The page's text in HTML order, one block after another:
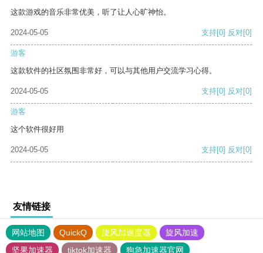
这款游戏的音乐非常优美，听了让人心旷神怡。
2024-05-05 支持[0] 反对[0]
游客
这款软件的社区氛围非常好，可以与其他用户交流学习心得。
2024-05-05 支持[0] 反对[0]
游客
这个软件很好用
2024-05-05 支持[0] 反对[0]
友情链接
网站地图 QuickQ 旋风加速度器
旋风加速
坚果加速器
tiktok加速器
狗急加速器官网